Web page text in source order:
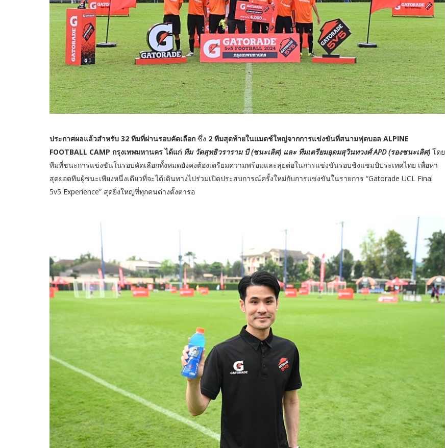
ประกาศผลแล้วสำหรับ 32 ทีมที่ผ่านรอบคัดเลือก ซึ่ง 2 ทีมสุดท้ายในแมตช์ใหญ่จากการแข่งขันที่สนามฟุตบอล ALPINE
FOOTBALL CAMP กรุงเทพมหานคร ได้แก่ ทีม วัดสุทธิวราราม บี (ชนะเลิศ) และ ทีมเตรียมอุดมสุวินทวงศ์ APD (รองชนะเลิศ) โดย
ทีมที่ชนะการแข่งขันในรอบคัดเลือกทั้งหมดยังคงต้องเตรียมความพร้อมและลุยต่อในการแข่งขันรอบชิงแชมป์ประเทศไทย เพื่อหา
สุดยอดทีมผู้ชนะเพียงหนึ่งเดียวที่จะได้เดินทางไปร่วมเปิดประสบการณ์ครั้งใหม่กับการแข่งขันในรายการ “Gatorade UCL Final
5v5 Experience” สุดยิ่งใหญ่ที่ทุกคนต่างตั้งตารอ